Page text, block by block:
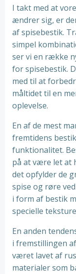
I takt med at
ændrer sig, er
af spisebestik.
simpel
ser vi en række
for spisebestik.
med til at
måltidet til en
oplevelse.
En af de mest
fremtidens
funktionalitet.
på at være let at
det opfylder de
spise og røre
i form af bestik
specielle
En anden
i fremstillingen
været lavet af
materialer som